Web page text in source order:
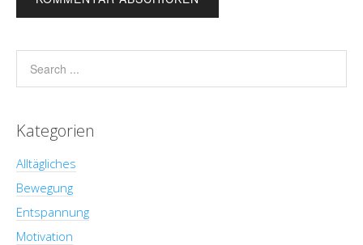
Kategorien
Alltägliches
Bewegung
Entspannung
Motivation